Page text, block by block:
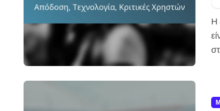
Η επιλογή της κατάλληλης προχωρημένης ρακέτας τένις